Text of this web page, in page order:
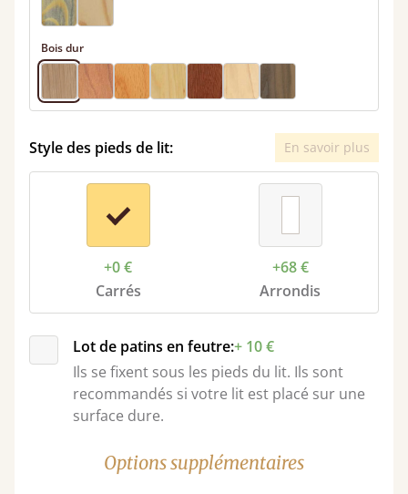
Bois dur
Style des pieds de lit: En savoir plus
+0 €
Carrés
+68 €
Arrondis
Lot de patins en feutre:+ 10 €
Ils se fixent sous les pieds du lit. Ils sont
recommandés si votre lit est placé sur une
surface dure.
Options supplémentaires